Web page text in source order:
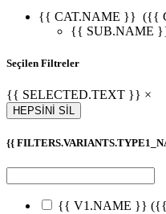
{{ CAT.NAME }} ({{
{{ SUB.NAME
Seçilen Filtreler
{{ SELECTED.TEXT }} ×
HEPSİNİ SİL
{{
{{ V1.NAME }}